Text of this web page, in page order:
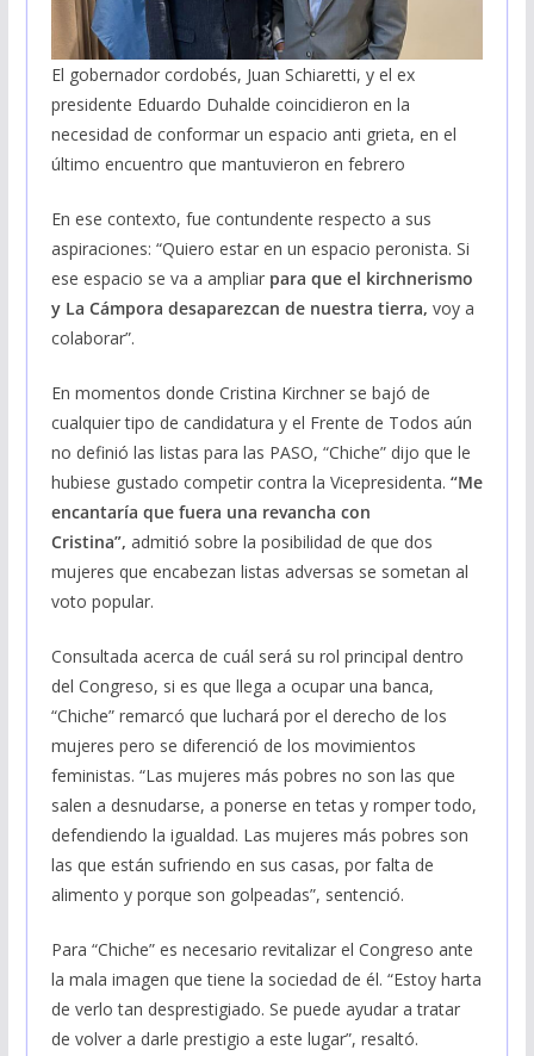
El gobernador cordobés, Juan Schiaretti, y el ex
presidente Eduardo Duhalde coincidieron en la
necesidad de conformar un espacio anti grieta, en el
último encuentro que mantuvieron en febrero
En ese contexto, fue contundente respecto a sus
aspiraciones: “Quiero estar en un espacio peronista. Si
ese espacio se va a ampliar para que el kirchnerismo
y La Cámpora desaparezcan de nuestra tierra, voy a
colaborar”.
En momentos donde Cristina Kirchner se bajó de
cualquier tipo de candidatura y el Frente de Todos aún
no definió las listas para las PASO, “Chiche” dijo que le
hubiese gustado competir contra la Vicepresidenta. “Me
encantaría que fuera una revancha con
Cristina”, admitió sobre la posibilidad de que dos
mujeres que encabezan listas adversas se sometan al
voto popular.
Consultada acerca de cuál será su rol principal dentro
del Congreso, si es que llega a ocupar una banca,
“Chiche” remarcó que luchará por el derecho de los
mujeres pero se diferenció de los movimientos
feministas. “Las mujeres más pobres no son las que
salen a desnudarse, a ponerse en tetas y romper todo,
defendiendo la igualdad. Las mujeres más pobres son
las que están sufriendo en sus casas, por falta de
alimento y porque son golpeadas”, sentenció.
Para “Chiche” es necesario revitalizar el Congreso ante
la mala imagen que tiene la sociedad de él. “Estoy harta
de verlo tan desprestigiado. Se puede ayudar a tratar
de volver a darle prestigio a este lugar”, resaltó.